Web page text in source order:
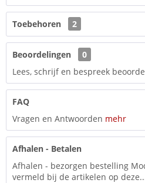
Toebehoren 2
Beoordelingen
0
Lees, schrijf en bespreek
FAQ
Vragen en Antwoorden mehr
Afhalen - Betalen
Afhalen - bezorgen bestelling
vermeld bij de artikelen op